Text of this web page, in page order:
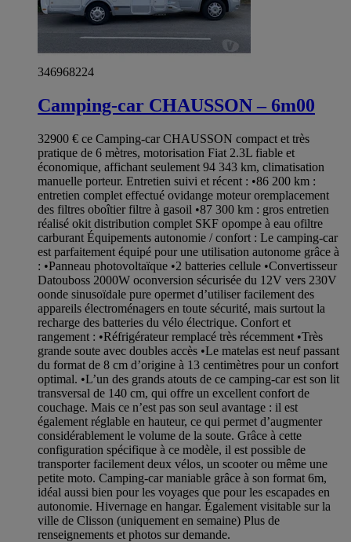
346968224
Camping-car CHAUSSON – 6m00
32900 € ce Camping-car CHAUSSON compact et très
pratique de 6 mètres, motorisation Fiat 2.3L fiable et
économique, affichant seulement 94 343 km, climatisation
manuelle porteur. Entretien suivi et récent : •86 200 km :
entretien complet effectué ovidange moteur oremplacement
des filtres oboîtier filtre à gasoil •87 300 km : gros entretien
réalisé okit distribution complet SKF opompe à eau ofiltre
carburant Équipements autonomie / confort : Le camping-car
est parfaitement équipé pour une utilisation autonome grâce à
: •Panneau photovoltaïque •2 batteries cellule •Convertisseur
Datouboss 2000W oconversion sécurisée du 12V vers 230V
oonde sinusoïdale pure opermet d’utiliser facilement des
appareils électroménagers en toute sécurité, mais surtout la
recharge des batteries du vélo électrique. Confort et
rangement : •Réfrigérateur remplacé très récemment •Très
grande soute avec doubles accès •Le matelas est neuf passant
du format de 8 cm d’origine à 13 centimètres pour un confort
optimal. •L’un des grands atouts de ce camping-car est son lit
transversal de 140 cm, qui offre un excellent confort de
couchage. Mais ce n’est pas son seul avantage : il est
également réglable en hauteur, ce qui permet d’augmenter
considérablement le volume de la soute. Grâce à cette
configuration spécifique à ce modèle, il est possible de
transporter facilement deux vélos, un scooter ou même une
petite moto. Camping-car maniable grâce à son format 6m,
idéal aussi bien pour les voyages que pour les escapades en
autonomie. Hivernage en hangar. Également visitable sur la
ville de Clisson (uniquement en semaine) Plus de
renseignements et photos sur demande.